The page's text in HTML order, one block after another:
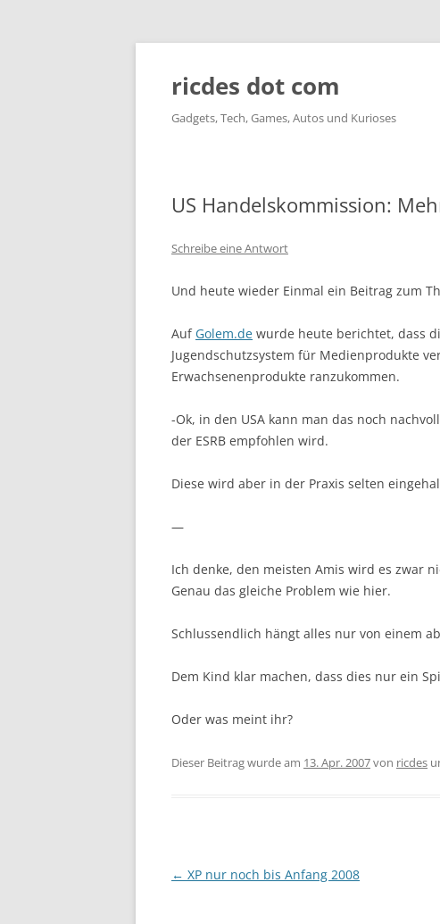
ricdes dot com
Gadgets, Tech, Games, Autos und Kurioses
US Handelskommission:
Schreibe eine Antwort
Und heute wieder Einmal ein Beitrag zum
Auf Golem.de wurde heute berichtet, dass
Jugendschutzsystem für Medienprodukte
Erwachsenenprodukte ranzukommen.
-Ok, in den USA kann man das noch
der ESRB empfohlen wird.
Diese wird aber in der Praxis selten
—
Ich denke, den meisten Amis wird es zwar
Genau das gleiche Problem wie hier.
Schlussendlich hängt alles nur von einem
Dem Kind klar machen, dass dies nur ein
Oder was meint ihr?
Dieser Beitrag wurde am 13. Apr. 2007von ricdes
Beitragsnavigation
← XP nur noch bis Anfang 2008